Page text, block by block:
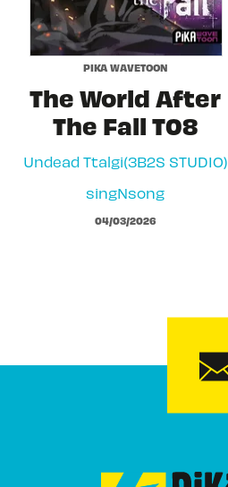
PIKA WAVETOON
The World After
The Fall T08
Undead Ttalgi(3B2S STUDIO)
singNsong
04/03/2026